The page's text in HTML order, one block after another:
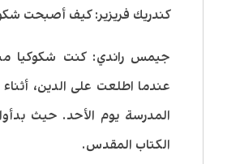
كندريك فريزير:كيف أصبحت
جيمس راندي:كنت شكوكيا
عندما اطلعت على الدين، أثناء
المدرسة يوم الأحد. حيث
الكتاب المقدس.